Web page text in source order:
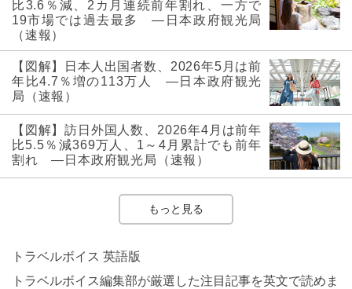
比3.6％減、2カ月連続前年割れ、一方で
19市場では過去最多 ―日本政府観光局
（速報）
【図解】日本人出国者数、2026年5月は前
年比4.7％増の113万人 ―日本政府観光
局（速報）
【図解】訪日外国人数、2026年4月は前年
比5.5％減369万人、1～4月累計でも前年
割れ ―日本政府観光局（速報）
もっと見る
トラベルボイス 英語版
トラベルボイス編集部が厳選した注目記事を英文で読めま